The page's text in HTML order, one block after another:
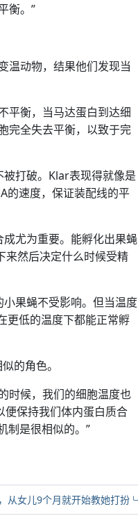
衡。”
温动物，结果他们发现当
平衡，当马达蛋白到达细
完全失去平衡，以致于完
打破。Klar表现得就像是
的速度，保证装配线的平
尤为重要。能孵化出果蝇
然后决定什么时候受精
果蝇不受影响。但当温度
更低的温度下都能正常孵
的角色。
时候，我们的细胞温度也
保持我们体内蛋白质合
制是很相似的。”
从女儿9个月就开始教她打扮